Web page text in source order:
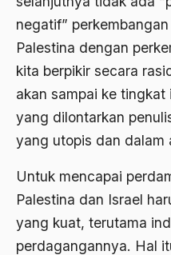
negatif”
Palestina dengan
kita berpikir secara
akan sampai ke tingkat
yang dilontarkan
yang utopis dan dalam
Untuk mencapai
Palestina dan Israel
yang kuat, terutama
perdagangannya. Hal
Agama dan Praktis
Agama Demokrasi
Agama di Asia
agama elitis
Agama Hukum
Agama Inovasi
Agama Islam
agama populer